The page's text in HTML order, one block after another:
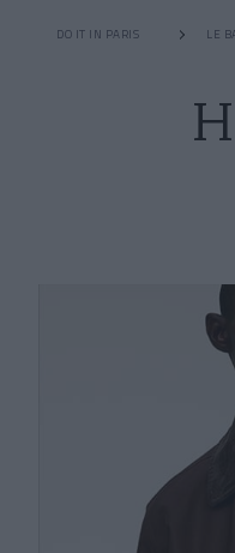
DO IT IN PARIS LE